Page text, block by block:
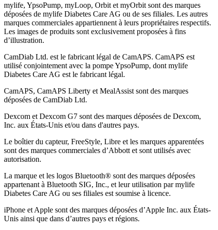
mylife, YpsoPump, myLoop, Orbit et myOrbit sont des marques
déposées de mylife Diabetes Care AG ou de ses filiales. Les autres
marques commerciales appartiennent à leurs propriétaires respectifs.
Les images de produits sont exclusivement proposées à fins
d’illustration.
CamDiab Ltd. est le fabricant légal de CamAPS. CamAPS est
utilisé conjointement avec la pompe YpsoPump, dont mylife
Diabetes Care AG est le fabricant légal.
CamAPS, CamAPS Liberty et MealAssist sont des marques
déposées de CamDiab Ltd.
Dexcom et Dexcom G7 sont des marques déposées de Dexcom,
Inc. aux États-Unis et/ou dans d'autres pays.
Le boîtier du capteur, FreeStyle, Libre et les marques apparentées
sont des marques commerciales d’Abbott et sont utilisés avec
autorisation.
La marque et les logos Bluetooth® sont des marques déposées
appartenant à Bluetooth SIG, Inc., et leur utilisation par mylife
Diabetes Care AG ou ses filiales est soumise à licence.
iPhone et Apple sont des marques déposées d’Apple Inc. aux États-
Unis ainsi que dans d’autres pays et régions.